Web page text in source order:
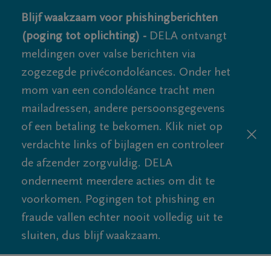
Blijf waakzaam voor phishingberichten
(poging tot oplichting) - DELA ontvangt
meldingen over valse berichten via
zogezegde privécondoléances. Onder het
mom van een condoléance tracht men
mailadressen, andere persoonsgegevens
of een betaling te bekomen. Klik niet op
verdachte links of bijlagen en controleer
de afzender zorgvuldig. DELA
onderneemt meerdere acties om dit te
voorkomen. Pogingen tot phishing en
fraude vallen echter nooit volledig uit te
sluiten, dus blijf waakzaam.